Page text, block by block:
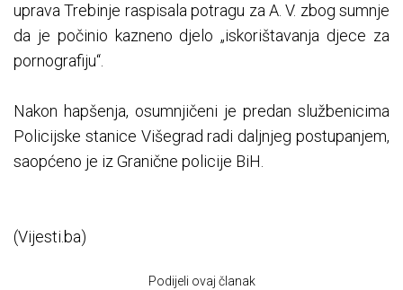
uprava Trebinje raspisala potragu za A. V. zbog sumnje
da je počinio kazneno djelo „iskorištavanja djece za
pornografiju“.
Nakon hapšenja, osumnjičeni je predan službenicima
Policijske stanice Višegrad radi daljnjeg postupanjem,
saopćeno je iz Granične policije BiH.
(Vijesti.ba)
Podijeli ovaj članak